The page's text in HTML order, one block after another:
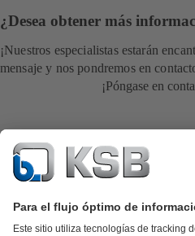
¿Desea obtener más
¡Nuestros especialistas estarán
mensaje y nos pondremos en
¡Póngase en